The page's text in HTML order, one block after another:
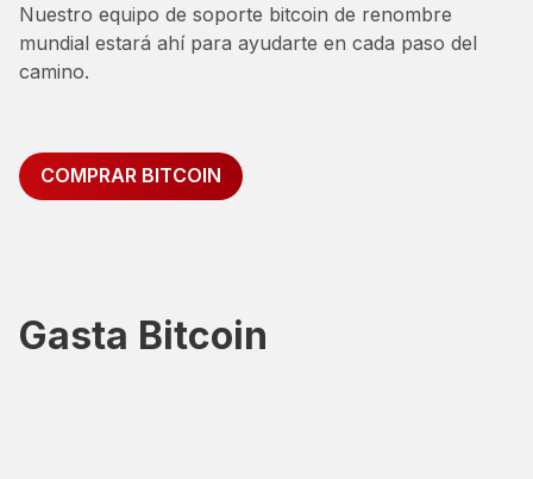
Nuestro equipo de soporte bitcoin de renombre
mundial estará ahí para ayudarte en cada paso del
camino.
COMPRAR BITCOIN
Gasta Bitcoin